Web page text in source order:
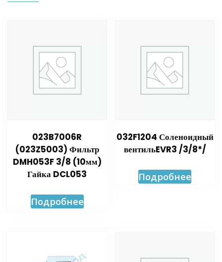
023B7006R
(023Z5003) Фильтр
DMH053F 3/8 (10мм)
Гайка DCL053
Подробнее
032F1204 Соленоидный
вентильEVR3 /3/8*/
Подробнее